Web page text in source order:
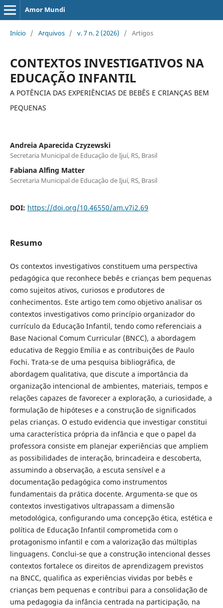
Amor Mundi
Início / Arquivos / v. 7 n. 2 (2026) / Artigos
CONTEXTOS INVESTIGATIVOS NA
EDUCAÇÃO INFANTIL
A POTÊNCIA DAS EXPERIÊNCIAS DE BEBÊS E CRIANÇAS BEM
PEQUENAS
Andreia Aparecida Czyzewski
Secretaria Municipal de Educação de Ijuí, RS, Brasil
Fabiana Alfing Matter
Secretaria Municipal de Educação de Ijuí, RS, Brasil
DOI: https://doi.org/10.46550/am.v7i2.69
Resumo
Os contextos investigativos constituem uma perspectiva
pedagógica que reconhece bebês e crianças bem pequenas
como sujeitos ativos, curiosos e produtores de
conhecimentos. Este artigo tem como objetivo analisar os
contextos investigativos como princípio organizador do
currículo da Educação Infantil, tendo como referenciais a
Base Nacional Comum Curricular (BNCC), a abordagem
educativa de Reggio Emília e as contribuições de Paulo
Fochi. Trata-se de uma pesquisa bibliográfica, de
abordagem qualitativa, que discute a importância da
organização intencional de ambientes, materiais, tempos e
relações capazes de favorecer a exploração, a curiosidade, a
formulação de hipóteses e a construção de significados
pelas crianças. O estudo evidencia que investigar constitui
uma característica própria da infância e que o papel da
professora consiste em planejar experiências que ampliem
as possibilidades de interação, brincadeira e descoberta,
assumindo a observação, a escuta sensível e a
documentação pedagógica como instrumentos
fundamentais da prática docente. Argumenta-se que os
contextos investigativos ultrapassam a dimensão
metodológica, configurando uma concepção ética, estética e
política de Educação Infantil comprometida com o
protagonismo infantil e com a valorização das múltiplas
linguagens. Conclui-se que a construção intencional desses
contextos fortalece os direitos de aprendizagem previstos
na BNCC, qualifica as experiências vividas por bebês e
crianças bem pequenas e contribui para a consolidação de
uma pedagogia da infância centrada na participação, na